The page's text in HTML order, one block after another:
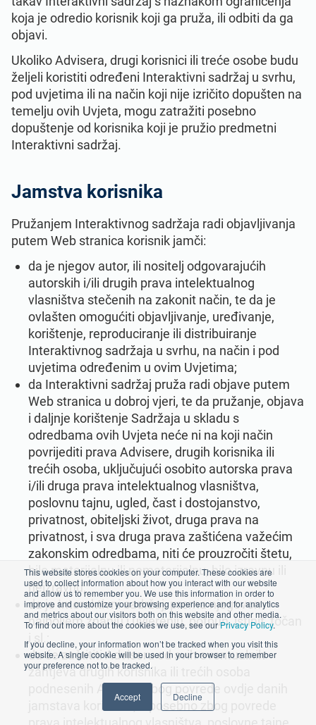
This website stores cookies on your computer. These cookies are
used to collect information about how you interact with our website
and allow us to remember you. We use this information in order to
improve and customize your browsing experience and for analytics
and metrics about our visitors both on this website and other media.
To find out more about the cookies we use, see our Privacy Policy.
If you decline, your information won’t be tracked when you visit this
website. A single cookie will be used in your browser to remember
your preference not to be tracked.
Accept Decline
koja je odredio korisnik koji ga pruža, ili odbiti da ga
objavi.
Ukoliko Advisera, drugi korisnici ili treće osobe budu
željeli koristiti određeni Interaktivni sadržaj u svrhu,
pod uvjetima ili na način koji nije izričito dopušten na
temelju ovih Uvjeta, mogu zatražiti posebno
dopuštenje od korisnika koji je pružio predmetni
Interaktivni sadržaj.
Jamstva korisnika
Pružanjem Interaktivnog sadržaja radi objavljivanja
putem Web stranica korisnik jamči:
da je njegov autor, ili nositelj odgovarajućih
autorskih i/ili drugih prava intelektualnog
vlasništva stečenih na zakonit način, te da je
ovlašten omogućiti objavljivanje, uređivanje,
korištenje, reproduciranje ili distribuiranje
Interaktivnog sadržaja u svrhu, na način i pod
uvjetima određenim u ovim Uvjetima;
da Interaktivni sadržaj pruža radi objave putem
Web stranica u dobroj vjeri, te da pružanje, objava
i daljnje korištenje Sadržaja u skladu s
odredbama ovih Uvjeta neće ni na koji način
povrijediti prava Advisere, drugih korisnika ili
trećih osoba, uključujući osobito autorska prava
i/ili druga prava intelektualnog vlasništva,
poslovnu tajnu, ugled, čast i dostojanstvo,
privatnost, obiteljski život, druga prava na
privatnost, i sva druga prava zaštićena važećim
zakonskim odredbama, niti će prouzročiti štetu,
bilo materijalnu ili nematerijalnu, bilo izravnu ili
neizravnu;
da je Interaktivni sadržaj, prema njegovom
najboljem znanju i uvjerenju, potpun, istinit, točan
da će zaštititi Adviseru od svih eventualnih
zahtjeva drugih korisnika ili trećih osoba
podnesenih Adviseri zbog povrede ovdje danih
jamstava korisnika, a posebno zbog povrede